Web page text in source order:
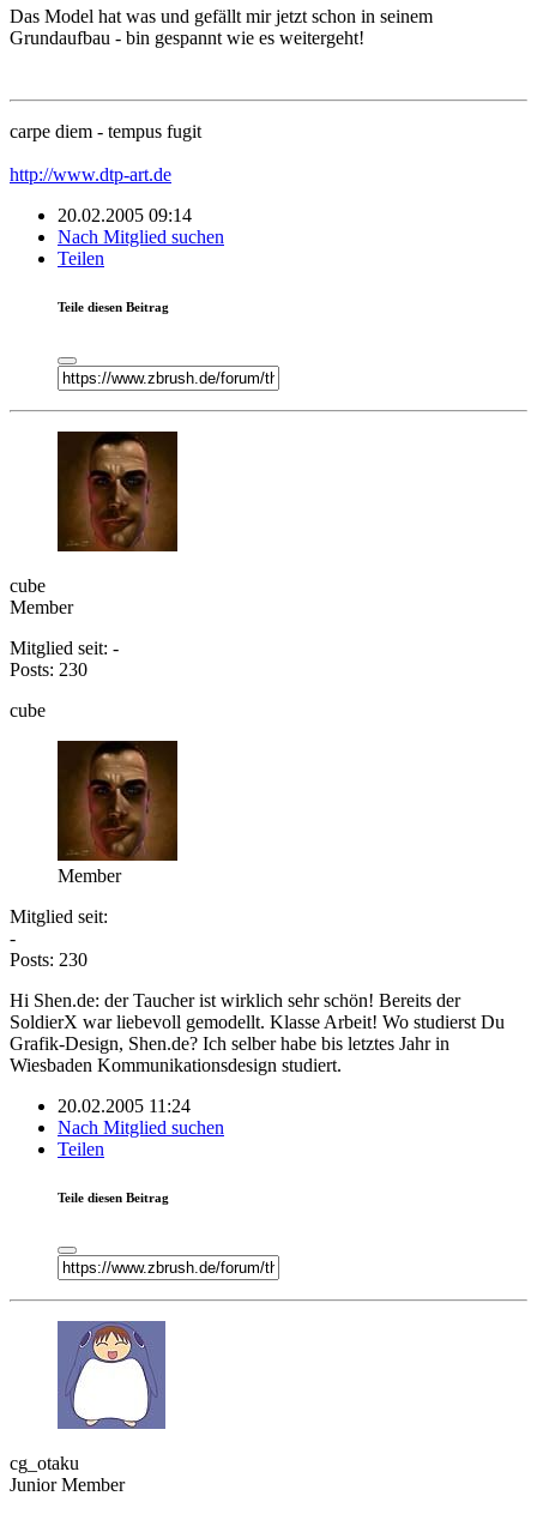
Das Model hat was und gefällt mir jetzt schon in seinem
Grundaufbau - bin gespannt wie es weitergeht!
carpe diem - tempus fugit
http://www.dtp-art.de
20.02.2005 09:14
Nach Mitglied suchen
Teilen
Teile diesen Beitrag
cube
Member
Mitglied seit: -
Posts: 230
cube
Member
Mitglied seit:
-
Posts: 230
Hi Shen.de: der Taucher ist wirklich sehr schön! Bereits der
SoldierX war liebevoll gemodellt. Klasse Arbeit! Wo studierst Du
Grafik-Design, Shen.de? Ich selber habe bis letztes Jahr in
Wiesbaden Kommunikationsdesign studiert.
20.02.2005 11:24
Nach Mitglied suchen
Teilen
Teile diesen Beitrag
cg_otaku
Junior Member